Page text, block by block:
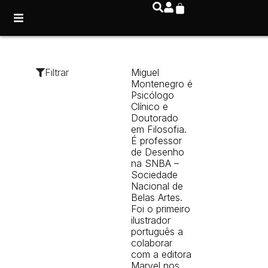
Filtrar
Miguel
Montenegro é
Psicólogo
Clínico e
Doutorado
em Filosofia.
É professor
de Desenho
na SNBA –
Sociedade
Nacional de
Belas Artes.
Foi o primeiro
ilustrador
português a
colaborar
com a editora
Marvel nos